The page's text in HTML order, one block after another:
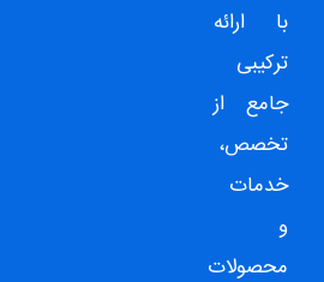
با ارائه
ترکیبی
جامع از
تخصص،
خدمات
و
محصولات